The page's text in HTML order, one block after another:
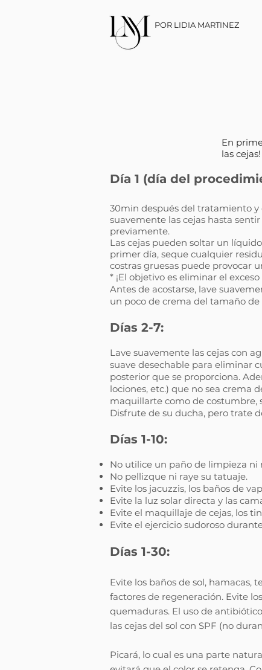
POR LIDIA MARTINEZ
En
las cejas!
Día 1 (día del
30min después del tratamiento y
suavemente las cejas hasta
previamente.
Las cejas pueden soltar un
primer día, seque cualquier
costras gruesas puede provocar
* ¡El objetivo es eliminar el
Antes de acostarse, lave
un poco de crema del tamaño de
Días 2-7:
Lave suavemente las cejas con
suave desechable para eliminar
posterior que se proporciona.
lociones, etc.) que no sea crema
maquillarte como de costumbre,
Disfrute de su ducha, pero trate
Días 1-10:
No utilice un paño de limpieza ni
No pellizque ni raye su tatuaje.
Evite los jacuzzis, los baños de
Evite la luz solar directa y las
Evite el maquillaje de cejas, los
Evite el ejercicio sudoroso
Días 1-30:
Evite los baños de sol, hamacas,
factores de regeneración. Evite
quemaduras. El uso de
las cejas del sol con SPF (no
Picará, lo cual es una parte